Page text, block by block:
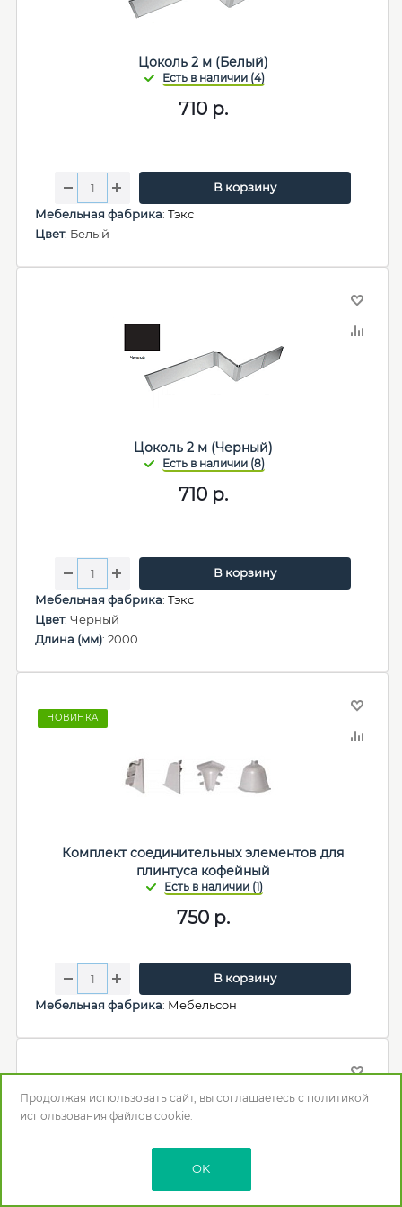
Цоколь 2 м (Белый)
710р.
В корзину
Мебельная фабрика: Тэкс
Цвет: Белый
Цоколь 2 м (Черный)
710р.
В корзину
Мебельная фабрика: Тэкс
Цвет: Черный
Длина (мм): 2000
НОВИНКА
Комплект соединительных элементов для
плинтуса кофейный
750р.
В корзину
Мебельная фабрика: Мебельсон
Продолжая использовать сайт, вы соглашаетесь с политикой
использования файлов cookie.
OK